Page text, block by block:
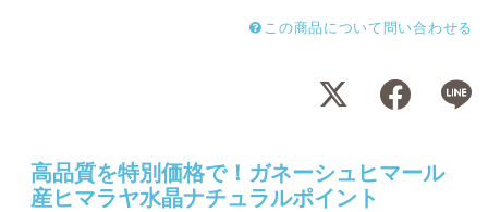
この商品について問い合わせる
高品質を特別価格で！ガネーシュヒマール
産ヒマラヤ水晶ナチュラルポイント